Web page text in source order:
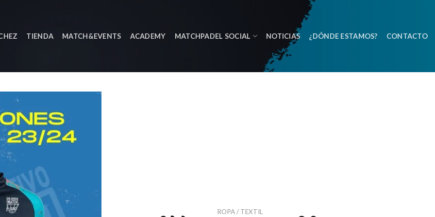
TIENDA MATCH&EVENTS ACADEMY MATCHPADEL SOCIAL NOTICIAS ¿DÓNDE ESTAMOS? CONTACTO
ROPA / TEXTIL